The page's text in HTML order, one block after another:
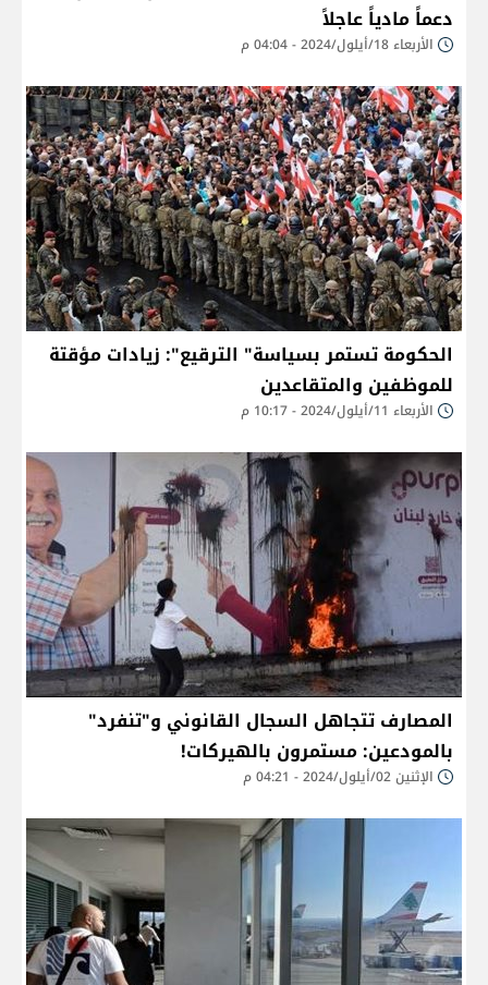
دعماً مادياً عاجلاً
الأربعاء 18/أيلول/2024 - 04:04 م
الحكومة تستمر بسياسة" الترقيع": زيادات مؤقتة
للموظفين والمتقاعدين
الأربعاء 11/أيلول/2024 - 10:17 م
المصارف تتجاهل السجال القانوني و"تنفرد"
بالمودعين: مستمرون بالهيركات!
الإثنين 02/أيلول/2024 - 04:21 م